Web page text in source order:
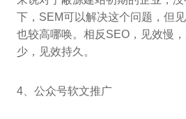
下，SEM可以解决这个问题，但
也较高哪唤。相反SEO，见效慢
少，见效持久。
4、公众号软文推广